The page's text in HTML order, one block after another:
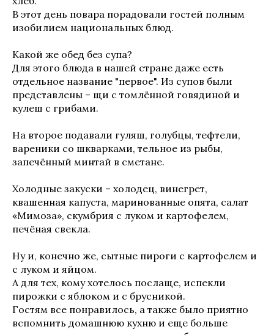
В этот день повара порадовали гостей полным
изобилием национальных блюд.
Какой же обед без супа?
Для этого блюда в нашей стране даже есть
отдельное название "первое". Из супов были
представлены – щи с томлённой говядиной и
кулеш с грибами.
На второе подавали гуляш, голубцы, тефтели,
вареники со шкварками, тельное из рыбы,
запечённый минтай в сметане.
Холодные закуски – холодец, винегрет,
квашенная капуста, маринованные опята, салат
«Мимоза», скумбрия с луком и картофелем,
печёная свекла.
Ну и, конечно же, сытные пироги с картофелем и
с луком и яйцом.
А для тех, кому хотелось послаще, испекли
пирожки с яблоком и с брусникой.
Гостям все понравилось, а также было приятно
вспомнить домашнюю кухню и еще больше